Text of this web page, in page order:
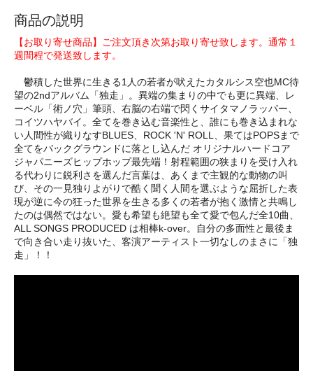
商品の説明
【お取り寄せ商品】ご注文頂き次第お取り寄せ致します。通常１
週間程で発送致します。
鬱積した世界に生きる1人の若者が吠えたカタルシス空也MC待
望の2ndアルバム「独走」。異端の集まりの中でも更に異端、レ
ーベル「術ノ穴」筆頭、右脳の右端で閃くサイタマノラッパー、
コイツハヤバイ。全てを巻き込む音楽性と、誰にも巻き込まれな
い人間性が織りなすBLUES、ROCK 'N' ROLL、果てはPOPSまで
全てをバックグラウンドに落とし込んだ オリジナルハードコア
ジャパニーズヒップホップ最先端！射程範囲の狭まりを受け入れ
る代わりに鋭利さを選んだ言葉は、あくまで主観的な動物の叫
び、その一見独りよがりで酷く聞く人間を選ぶような屈折した表
現が逆に今の狂った世界を生きる多くの若者が抱く激情と共鳴し
たのは偶然ではない。愛も希望も絶望も全て愛で包んだ全10曲、
ALL SONGS PRODUCED は相棒k-over。自分の多面性と最後ま
で向き合い走り抜いた、客演アーティスト一切なしのまさに「独
走」！！